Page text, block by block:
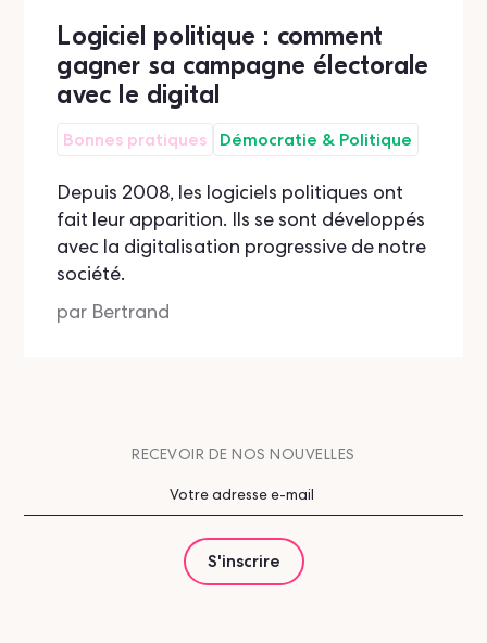
Logiciel politique : comment
gagner sa campagne électorale
avec le digital
Bonnes pratiques Démocratie & Politique
Depuis 2008, les logiciels politiques ont
fait leur apparition. Ils se sont développés
avec la digitalisation progressive de notre
société.
par Bertrand
RECEVOIR DE NOS NOUVELLES